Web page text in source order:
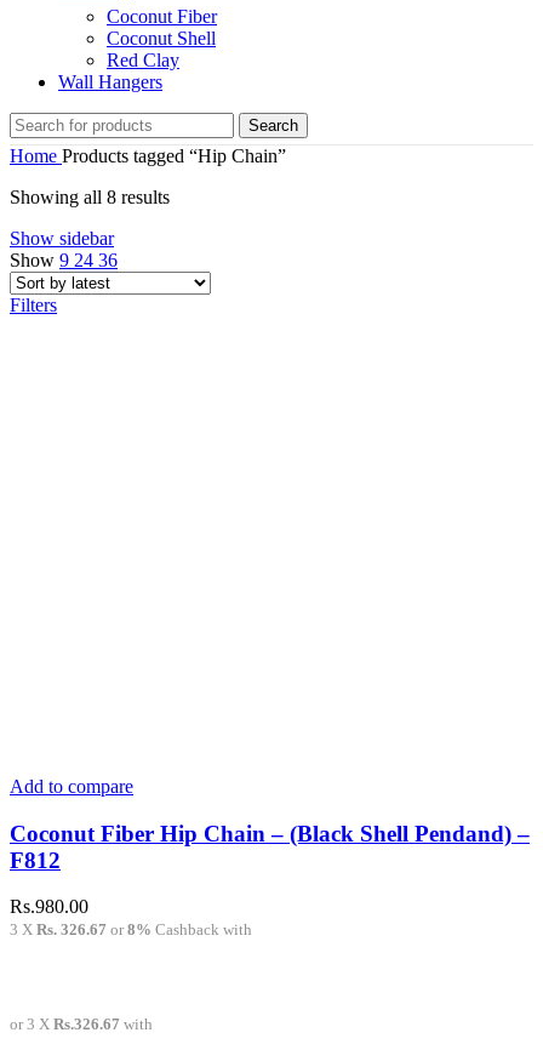
Coconut Fiber
Coconut Shell
Red Clay
Wall Hangers
Search
Home Products tagged “Hip Chain”
Showing all 8 resultsSorted
Show sidebar
Show 9 24 36
Filters
Add to compare
Coconut Fiber Hip Chain – (Black Shell Pendand) –
F812
Rs.980.00
3 X Rs. 326.67 or8% Cashback with
or 3 X Rs.326.67 with